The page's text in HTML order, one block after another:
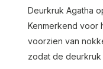
Deurkruk Agatha
Kenmerkend voor
voorzien van
zodat de deurkruk